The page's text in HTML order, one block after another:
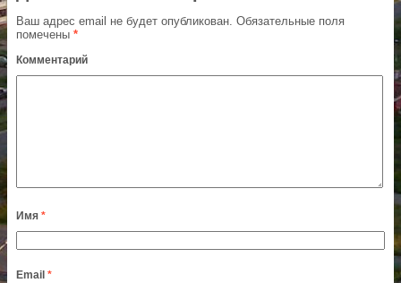
Ваш адрес email не будет опубликован. Обязательные поля
помечены *
Комментарий
Имя *
Email *